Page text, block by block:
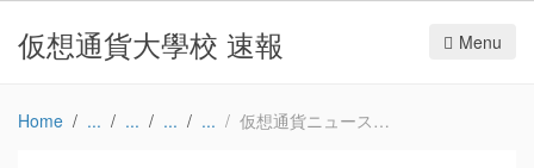
仮想通貨大學校 速報 Menu
Home 仮想通貨ニュース：ビットコインが20％超の下落、暗号資産全般が売られる（Bloomberg） – Yahoo!ニュース – Yahoo!ニュース